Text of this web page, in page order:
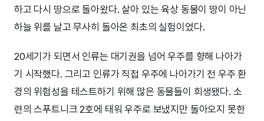
하고 다시 땅으로 돌아왔다. 살아 있는 육상 동물이 땅이 아닌
하늘 위를 날고 무사히 돌아온 최초의 실험이었다.
20세기가 되면서 인류는 대기권을 넘어 우주를 향해 나아가
기 시작했다. 그리고 인류가 직접 우주에 나아가기 전 우주 환
경의 위험성을 테스트하기 위해 많은 동물들이 희생됐다. 소
련의 스푸트니크 2호에 태워 우주로 보냈지만 돌아오지 못한